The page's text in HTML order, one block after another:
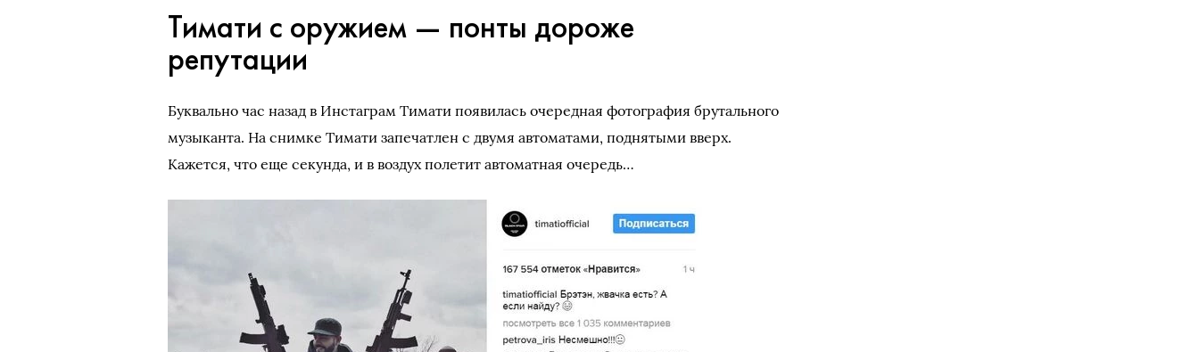
Тимати с оружием — понты дороже
репутации
Буквально час назад в Инстаграм Тимати появилась очередная фотография брутального
музыканта. На снимке Тимати запечатлен с двумя автоматами, поднятыми вверх.
Кажется, что еще секунда, и в воздух полетит автоматная очередь…